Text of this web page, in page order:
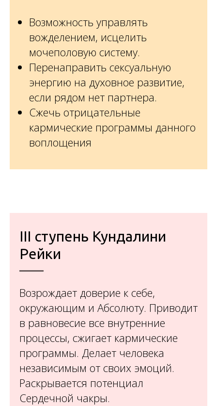
Возможность управлять
вожделением, исцелить
мочеполовую систему.
Перенаправить сексуальную
энергию на духовное развитие,
если рядом нет партнера.
Сжечь отрицательные
кармические программы данного
воплощения
III cтупень Кундалини
Рейки
Возрождает доверие к себе,
окружающим и Абсолюту. Приводит
в равновесие все внутренние
процессы, сжигает кармические
программы. Делает человека
независимым от своих эмоций.
Раскрывается потенциал
Сердечной чакры.